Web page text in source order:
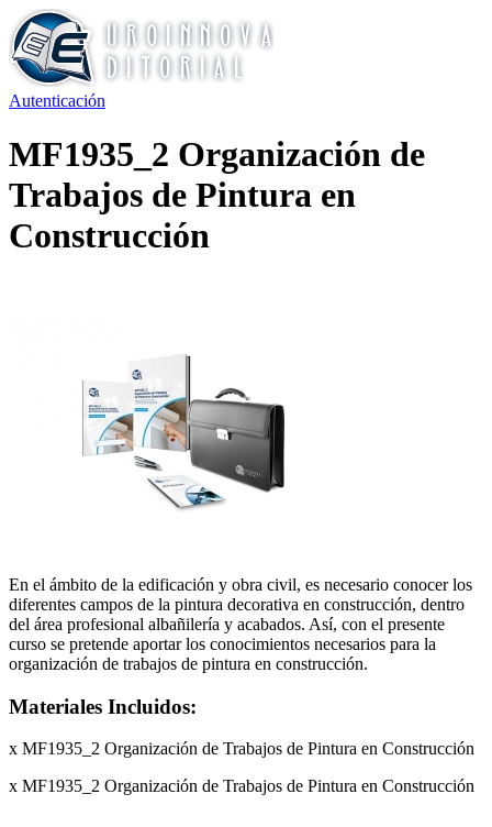
Autenticación
MF1935_2 Organización de
Trabajos de Pintura en
Construcción
En el ámbito de la edificación y obra civil, es necesario conocer los
diferentes campos de la pintura decorativa en construcción, dentro
del área profesional albañilería y acabados. Así, con el presente
curso se pretende aportar los conocimientos necesarios para la
organización de trabajos de pintura en construcción.
Materiales Incluidos:
x MF1935_2 Organización de Trabajos de Pintura en Construcción
x MF1935_2 Organización de Trabajos de Pintura en Construcción